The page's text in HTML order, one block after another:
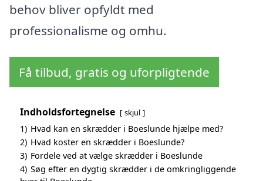
behov bliver opfyldt med
professionalisme og omhu.
Få tilbud, gratis og uforpligtende
Indholdsfortegnelse skjul
1) Hvad kan en skrædder i Boeslunde hjælpe med?
2) Hvad koster en skrædder i Boeslunde?
3) Fordele ved at vælge skrædder i Boeslunde
4) Søg efter en dygtig skrædder i de omkringliggende